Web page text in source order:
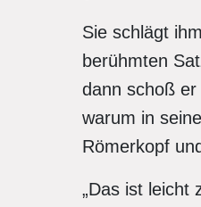
Sie schlägt
berühmten
dann schoß
warum in
Römerkopf
„Das ist leicht